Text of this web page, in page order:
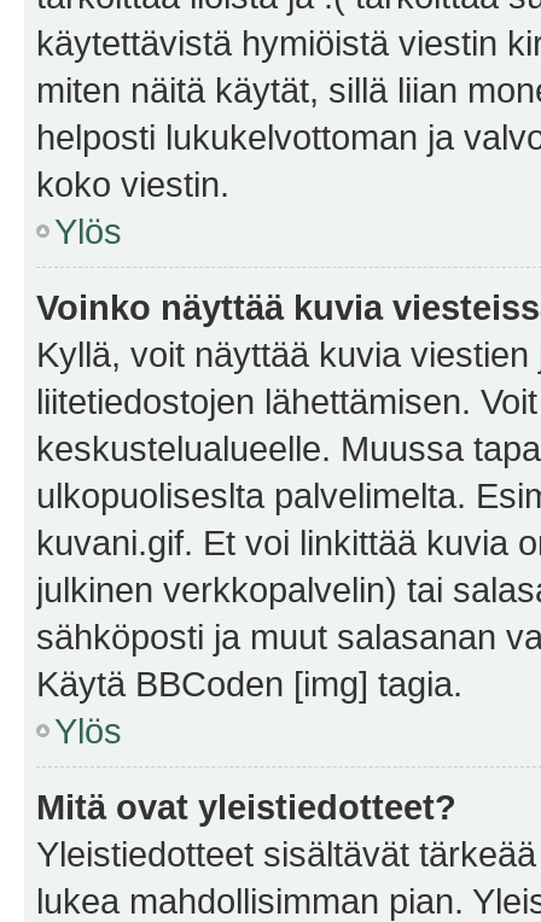
käytettävistä hymiöistä viestin
miten näitä käytät, sillä liian
helposti lukukelvottoman ja
koko viestin.
Ylös
Voinko näyttää kuvia
Kyllä, voit näyttää kuvia
liitetiedostojen lähettämisen.
keskustelualueelle. Muussa
ulkopuoliseslta palvelimelta.
kuvani.gif. Et voi linkittää kuvia
julkinen verkkopalvelin) tai
sähköposti ja muut salasanan
Käytä BBCoden [img] tagia.
Ylös
Mitä ovat yleistiedotteet?
Yleistiedotteet sisältävät
lukea mahdollisimman pian.